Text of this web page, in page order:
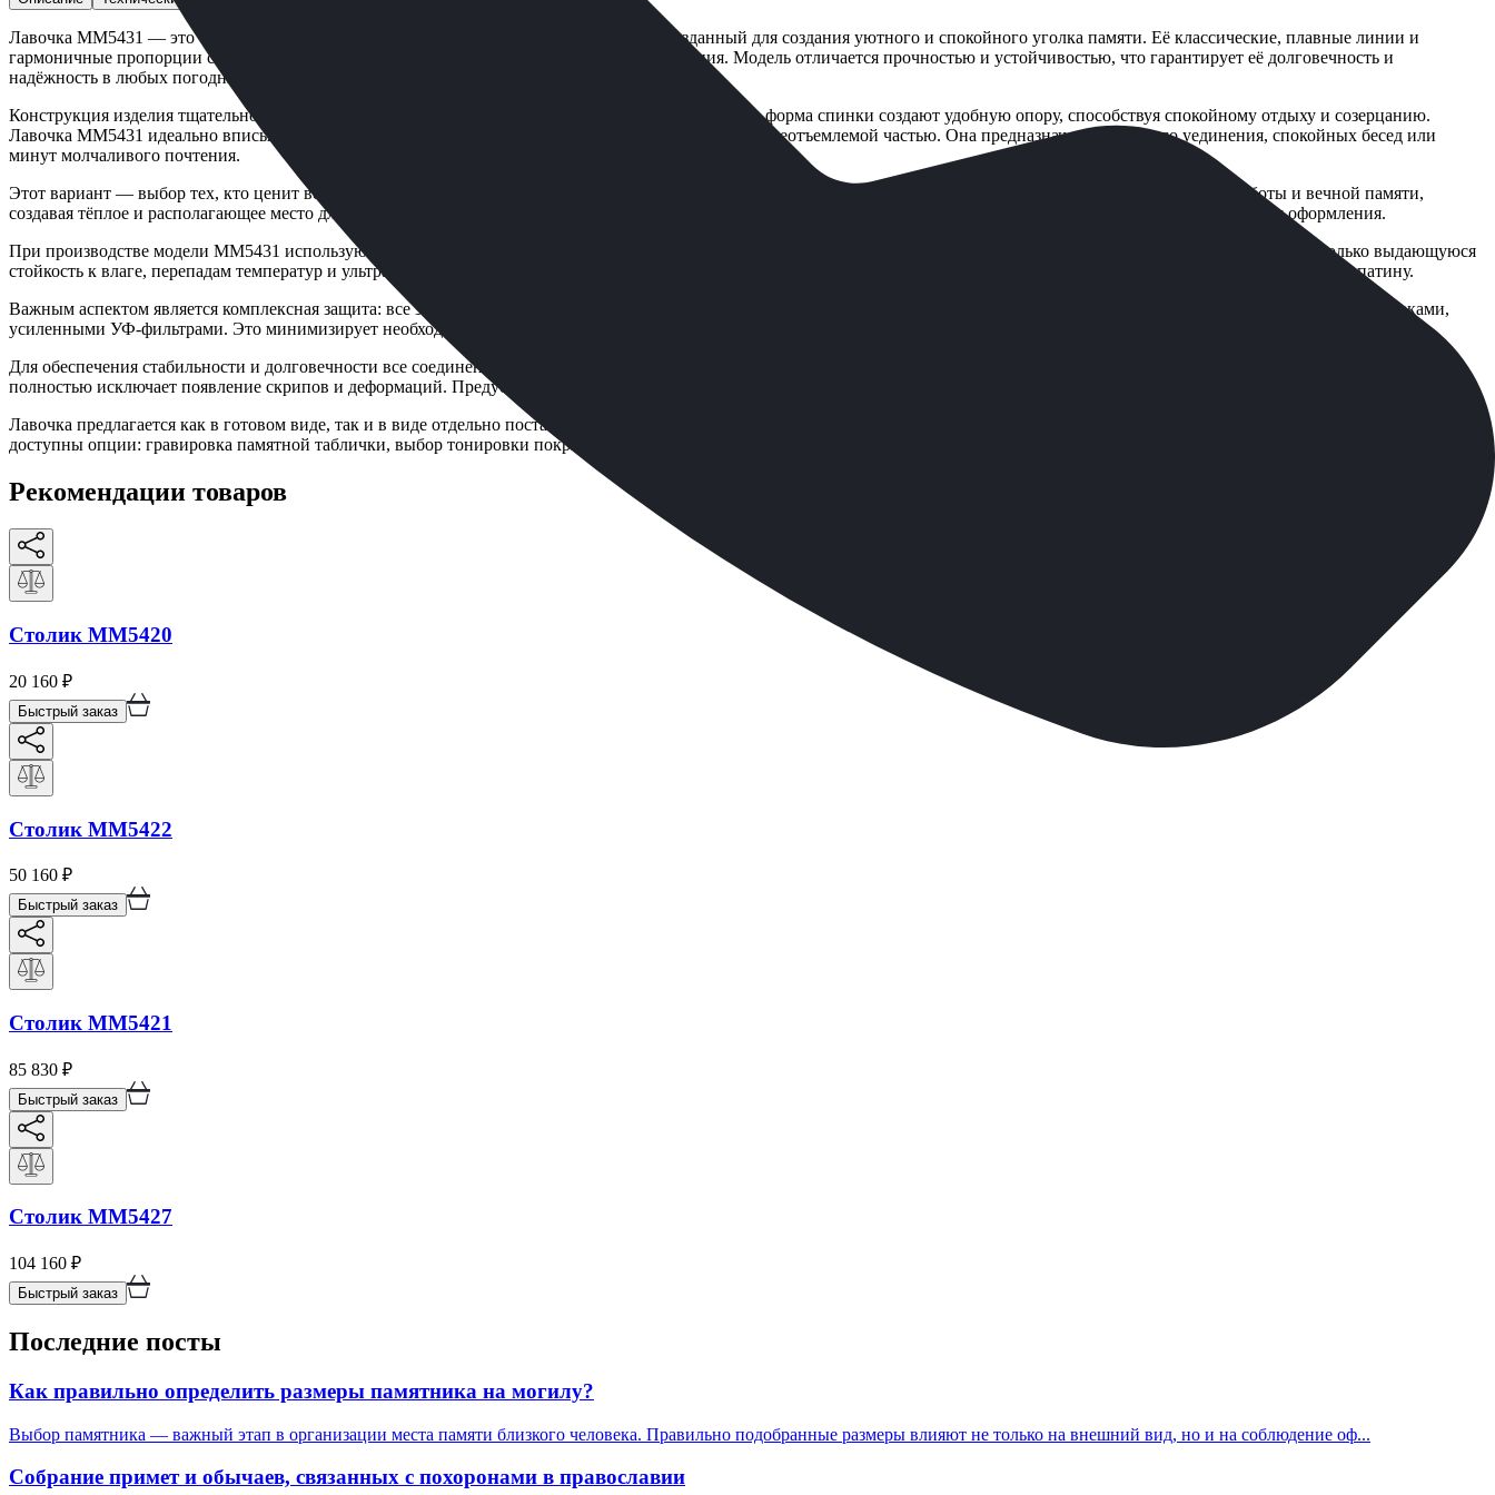
Лавочка ММ5431 — это образец сдержанной элегантности и продуманного дизайна, созданный для создания уютного и спокойного уголка памяти. Её классические, плавные линии и
гармоничные пропорции способствуют созданию атмосферы умиротворения и размышления. Модель отличается прочностью и устойчивостью, что гарантирует её долговечность и
надёжность в любых погодных условиях.
Конструкция изделия тщательно продумана для обеспечения максимального комфорта. Ширина и форма спинки создают удобную опору, способствуя спокойному отдыху и созерцанию.
Лавочка ММ5431 идеально вписывается в окружающее пространство, становясь его органичной и неотъемлемой частью. Она предназначена для тихого уединения, спокойных бесед или
минут молчаливого почтения.
Этот вариант — выбор тех, кто ценит вечные ценности, простоту и достоинство. Лавочка не только выполняет утилитарную функцию, но и служит символом заботы и вечной памяти,
создавая тёплое и располагающее место для посещения. Её внешний вид говорит о внимании к деталям и уважении к традициям, что делает её достойным элементом оформления.
При производстве модели ММ5431 используются только отборные породы дерева, прошедшие специальную подготовку и многоэтапную обработку. Это обеспечивает не только выдающуюся
стойкость к влаге, перепадам температур и ультрафиолету, но и сохраняет натуральную текстуру и тёплый оттенок древесины, который со временем приобретает благородную патину.
Важным аспектом является комплексная защита: все элементы конструкции пропитаны антисептиком глубокого проникновения, а финишное покрытие выполнено экологичными лаками,
усиленными УФ-фильтрами. Это минимизирует необходимость ежегодного ухода, ограничиваясь лишь рекомендованной периодической проверкой.
Для обеспечения стабильности и долговечности все соединения в лавочке ММ5431 выполнены по усиленной схеме с использованием оцинкованного или нержавеющего крепежа, что
полностью исключает появление скрипов и деформаций. Предусмотрена также возможность надёжного анкерного крепления к подготовленному основанию.
Лавочка предлагается как в готовом виде, так и в виде отдельно поставляемых комплектующих для самостоятельной сборки, что может быть важно для отдалённых локаций. Дополнительно
доступны опции: гравировка памятной таблички, выбор тонировки покрытия или установка интегрированных цветочниц по краям конструкции.
Рекомендации товаров
Столик ММ5420
20 160 ₽
Быстрый заказ
Столик ММ5422
50 160 ₽
Быстрый заказ
Столик ММ5421
85 830 ₽
Быстрый заказ
Столик ММ5427
104 160 ₽
Быстрый заказ
Последние посты
Как правильно определить размеры памятника на могилу?
Выбор памятника — важный этап в организации места памяти близкого человека. Правильно подобранные размеры влияют не только на внешний вид, но и на соблюдение оф...
Собрание примет и обычаев, связанных с похоронами в православии